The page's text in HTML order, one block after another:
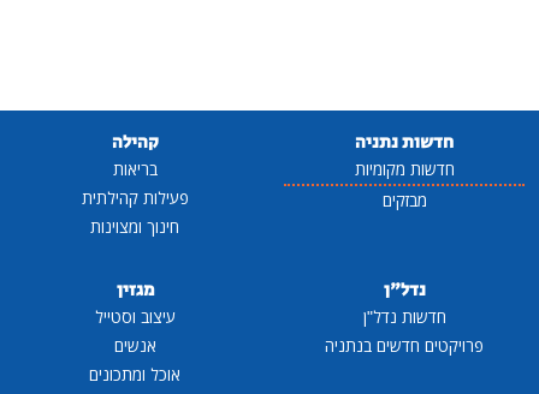
חדשות נתניה
חדשות מקומיות
מבזקים
קהילה
בריאות
פעילות קהילתית
חינוך ומצוינות
נדל"ן
חדשות נדל"ן
פרויקטים חדשים בנתניה
מגזין
עיצוב וסטייל
אנשים
אוכל ומתכונים